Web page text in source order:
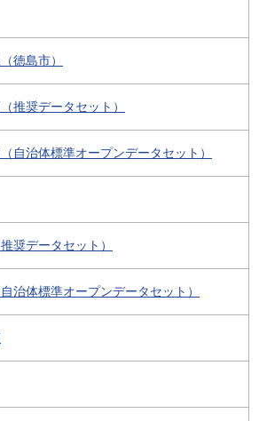
徳島市）
推奨データセット）
自治体標準オープンデータセット）
奨データセット）
治体標準オープンデータセット）